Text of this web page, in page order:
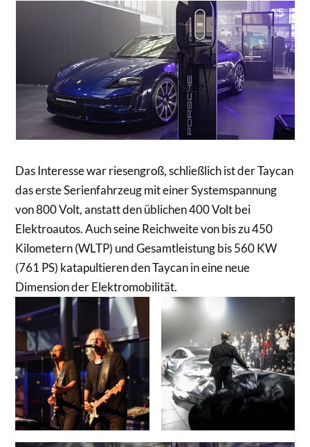
Das Interesse war riesengroß, schließlich ist der Taycan
das erste Serienfahrzeug mit einer Systemspannung
von 800 Volt, anstatt den üblichen 400 Volt bei
Elektroautos. Auch seine Reichweite von bis zu 450
Kilometern (WLTP) und Gesamtleistung bis 560 KW
(761 PS) katapultieren den Taycan in eine neue
Dimension der Elektromobilität.